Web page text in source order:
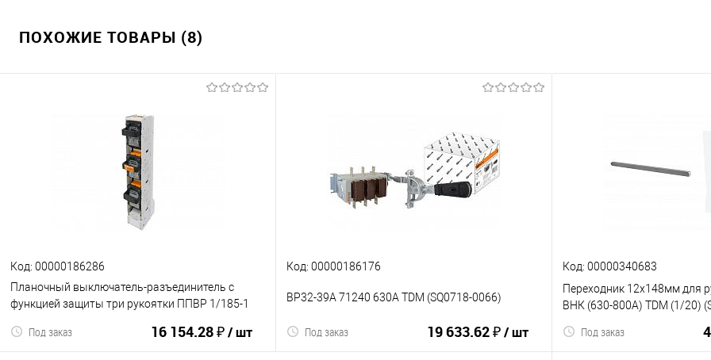
ПОХОЖИЕ ТОВАРЫ (8)
Код: 00000186286
Планочный выключатель-разъединитель с
функцией защиты три рукоятки ППВР 1/185-1
16 154.28 ₽/ шт
Под заказ
Код: 00000186176
ВР32-39А 71240 630А TDM (SQ0718-0066)
19 633.62 ₽/ шт
Под заказ
Код: 00000340683
Переходник 12х148мм для
ВНК (630-800А) TDM (1/20)
Под заказ